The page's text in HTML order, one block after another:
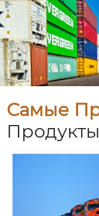
Самые
Продукты